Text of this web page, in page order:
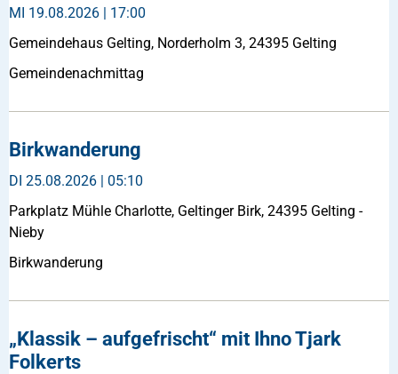
MI 19.08.2026 | 17:00
Gemeindehaus Gelting, Norderholm 3, 24395 Gelting
Gemeindenachmittag
Birkwanderung
DI 25.08.2026 | 05:10
Parkplatz Mühle Charlotte, Geltinger Birk, 24395 Gelting -
Nieby
Birkwanderung
„Klassik – aufgefrischt“ mit Ihno Tjark
Folkerts